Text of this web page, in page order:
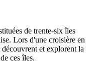
de trente-six îles
Lors d'une croisière en
et explorent la
ces îles.